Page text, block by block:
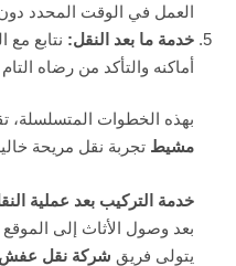
العمل في الوقت المحدد دون
خدمة ما بعد النقل: نتابع مع
أماكنه والتأكد من رضاه
بهذه الخطوات المتسلسلة،
مشيط تجربة نقل مريحة
خدمة التركيب بعد عملية
بعد وصول الأثاث إلى
يتولى فريق شركة نقل